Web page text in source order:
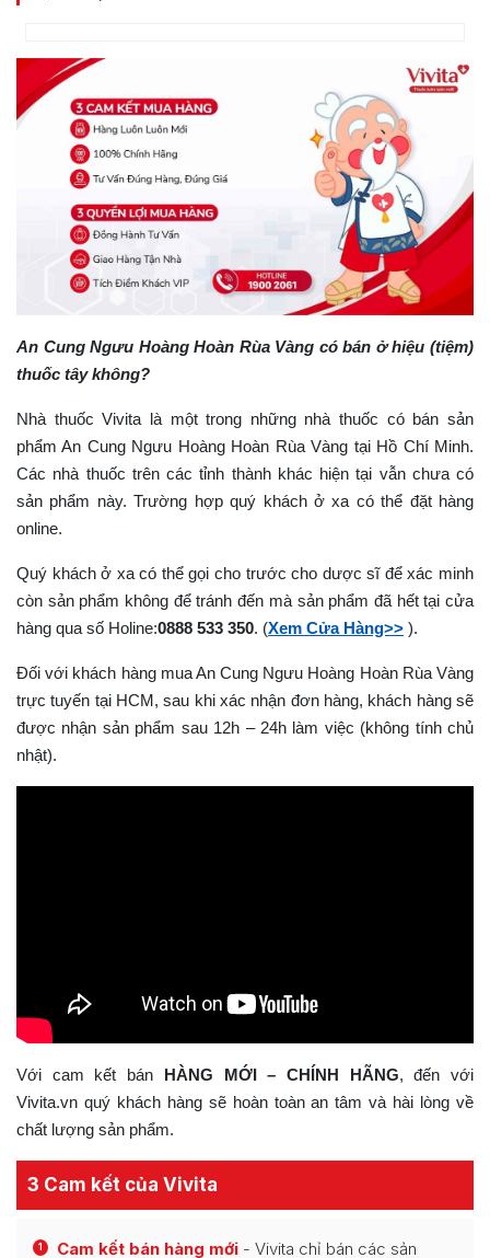
An Cung Ngưu Hoàng Hoàn Rùa Vàng có bán ở hiệu (tiệm)
thuốc tây không?
Nhà thuốc Vivita là một trong những nhà thuốc có bán sản
phẩm An Cung Ngưu Hoàng Hoàn Rùa Vàng tại Hồ Chí Minh.
Các nhà thuốc trên các tỉnh thành khác hiện tại vẫn chưa có
sản phẩm này. Trường hợp quý khách ở xa có thể đặt hàng
online.
Quý khách ở xa có thể gọi cho trước cho dược sĩ để xác minh
còn sản phẩm không để tránh đến mà sản phẩm đã hết tại cửa
hàng qua số Holine:0888 533 350. (Xem Cửa Hàng>> ).
Đối với khách hàng mua An Cung Ngưu Hoàng Hoàn Rùa Vàng
trực tuyến tại HCM, sau khi xác nhận đơn hàng, khách hàng sẽ
được nhận sản phẩm sau 12h – 24h làm việc (không tính chủ
nhật).
Với cam kết bán HÀNG MỚI – CHÍNH HÃNG, đến với
Vivita.vn quý khách hàng sẽ hoàn toàn an tâm và hài lòng về
chất lượng sản phẩm.
3 Cam kết của Vivita
1 Cam kết bán hàng mới - Vivita chỉ bán các sản